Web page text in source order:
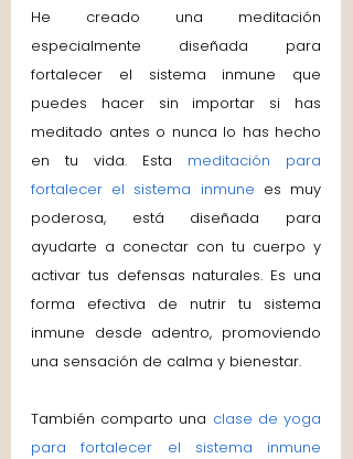
He creado una meditación
especialmente diseñada para
fortalecer el sistema inmune que
puedes hacer sin importar si has
meditado antes o nunca lo has hecho
en tu vida. Esta meditación para
fortalecer el sistema inmune es muy
poderosa, está diseñada para
ayudarte a conectar con tu cuerpo y
activar tus defensas naturales. Es una
forma efectiva de nutrir tu sistema
inmune desde adentro, promoviendo
una sensación de calma y bienestar.
También comparto una clase de yoga
para fortalecer el sistema inmune